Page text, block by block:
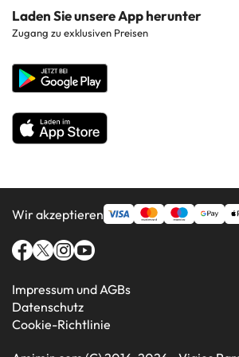
Costa Blanca
Hotels in beliebten Regionen
Alle Hotels
Kontaktieren Sie uns
Unternehmenswebsite
Laden Sie unsere App herunter
Zugang zu exklusiven Preisen
Wir akzeptieren
Impressum und AGBs
Datenschutz
Cookie-Richtlinie